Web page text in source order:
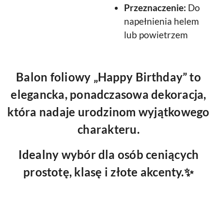
Przeznaczenie: Do
napełnienia helem
lub powietrzem
Balon foliowy „Happy Birthday”to
elegancka, ponadczasowa dekoracja,
która nadaje urodzinom wyjątkowego
charakteru.
Idealny wybór dla osób ceniących
prostotę, klasę i złote akcenty.✨